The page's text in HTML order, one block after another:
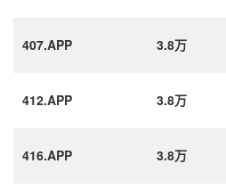
407.APP 3.8万
412.APP 3.8万
416.APP 3.8万